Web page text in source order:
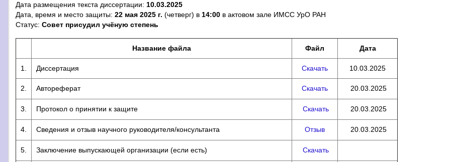
Дата размещения текста диссертации: 10.03.2025
Дата, время и место защиты: 22 мая 2025 г. (четверг) в 14:00 в актовом зале ИМСС УрО РАН
Статус: Совет присудил учёную степень
Название файла Файл Дата
1. Диссертация Скачать 10.03.2025
2. Автореферат Скачать 20.03.2025
3. Протокол о принятии к защите Скачать 20.03.2025
4. Сведения и отзыв научного руководителя/консультанта Отзыв 20.03.2025
5. Заключение выпускающей организации (если есть) Скачать